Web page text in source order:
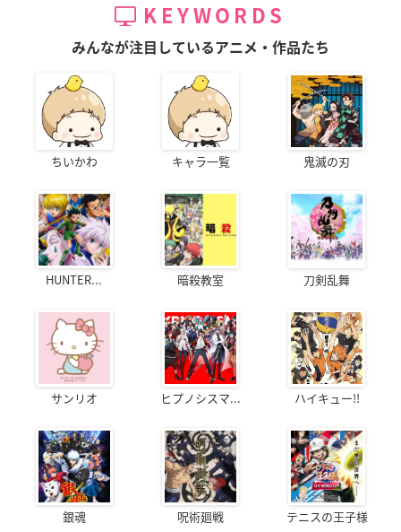
KEYWORDS
みんなが注目しているアニメ・作品たち
ちいかわ キャラ一覧 鬼滅の刃
HUNTER... 暗殺教室 刀剣乱舞
サンリオ ヒプノシスマ... ハイキュー!!
銀魂 呪術廻戦 テニスの王子様